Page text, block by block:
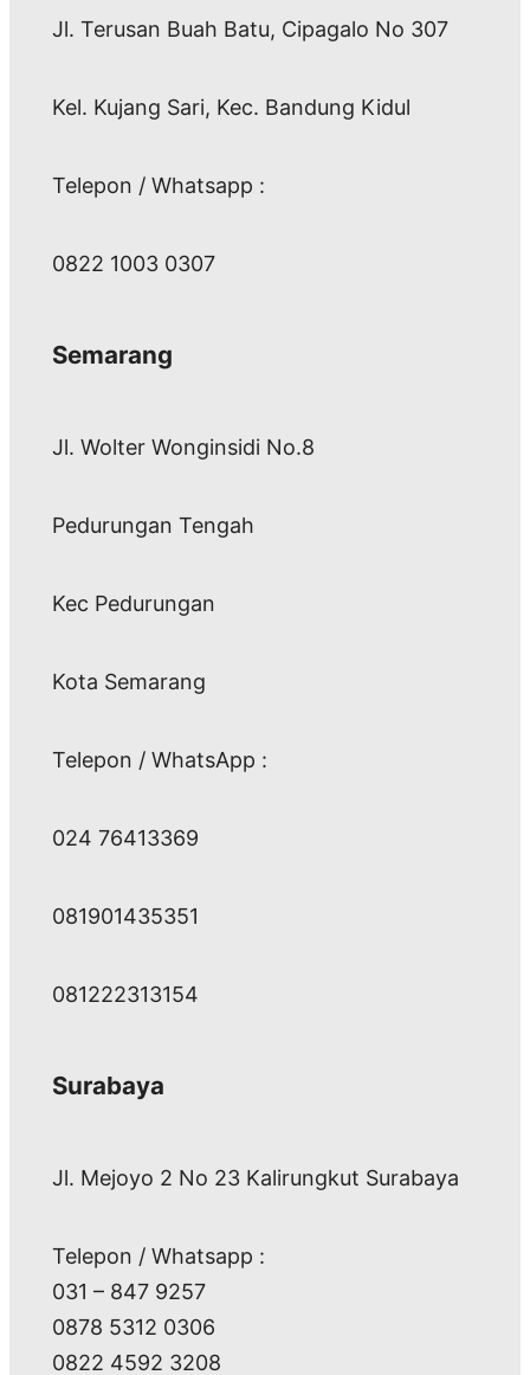
Jl. Terusan Buah Batu, Cipagalo No 307
Kel. Kujang Sari, Kec. Bandung Kidul
Telepon / Whatsapp :
0822 1003 0307
Semarang
Jl. Wolter Wonginsidi No.8
Pedurungan Tengah
Kec Pedurungan
Kota Semarang
Telepon / WhatsApp :
024 76413369
081901435351
081222313154
Surabaya
Jl. Mejoyo 2 No 23 Kalirungkut Surabaya
Telepon / Whatsapp :
031 – 847 9257
0878 5312 0306
0822 4592 3208